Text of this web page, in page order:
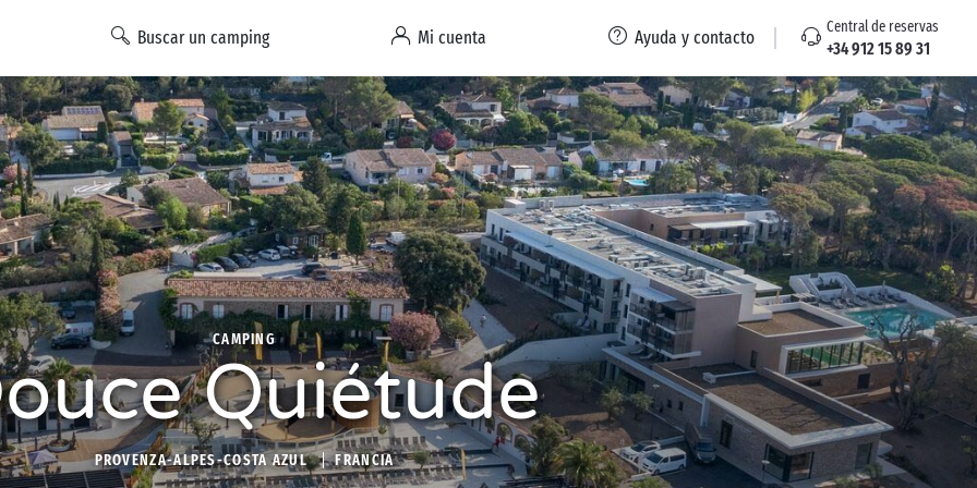
Buscar un camping Mi cuenta Ayuda y contacto Central de reservas
+34 912 15 89 31
CAMPING
Quiétude
PROVENZA-ALPES-COSTA AZUL FRANCIA